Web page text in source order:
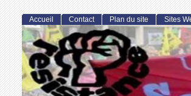
Accueil Contact Plan du site Sites